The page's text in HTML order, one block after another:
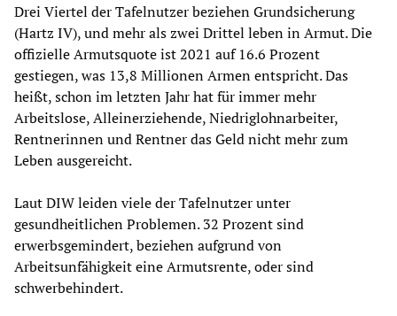
Drei Viertel der Tafelnutzer beziehen Grundsicherung
(Hartz IV), und mehr als zwei Drittel leben in Armut. Die
offizielle Armutsquote ist 2021 auf 16.6 Prozent
gestiegen, was 13,8 Millionen Armen entspricht. Das
heißt, schon im letzten Jahr hat für immer mehr
Arbeitslose, Alleinerziehende, Niedriglohnarbeiter,
Rentnerinnen und Rentner das Geld nicht mehr zum
Leben ausgereicht.
Laut DIW leiden viele der Tafelnutzer unter
gesundheitlichen Problemen. 32 Prozent sind
erwerbsgemindert, beziehen aufgrund von
Arbeitsunfähigkeit eine Armutsrente, oder sind
schwerbehindert.